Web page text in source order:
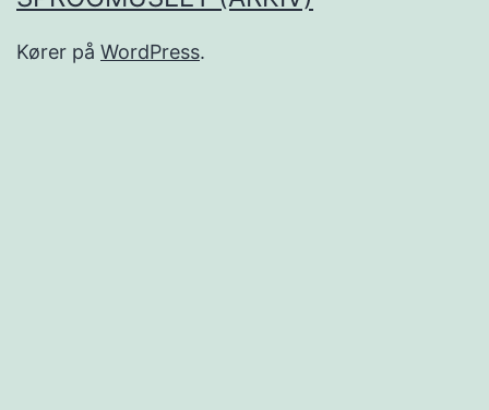
Kører på WordPress.